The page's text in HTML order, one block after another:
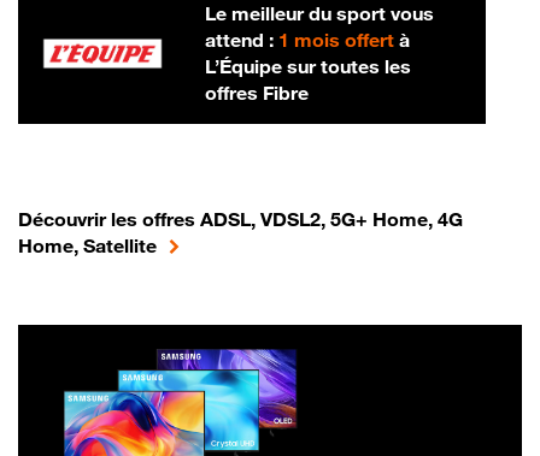
Le meilleur du sport vous
attend : 1 mois offertà
L’Équipe sur toutes les
offres Fibre
Découvrir les offres ADSL, VDSL2, 5G+ Home, 4G
Home, Satellite